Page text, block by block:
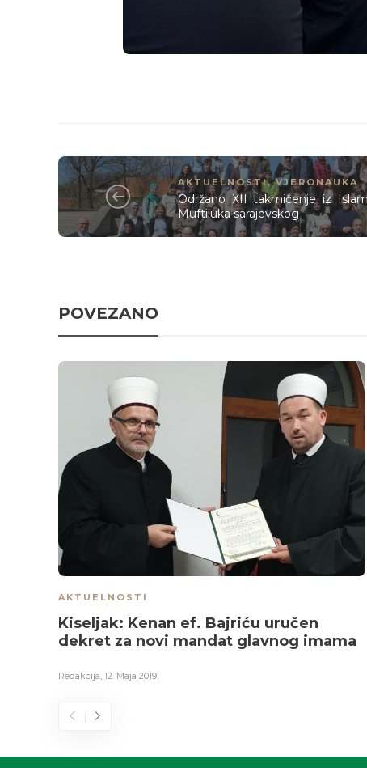
AKTUELNOSTI,VJERONAUKA
Održano XII takmičenje iz
Muftiluka sarajevskog
POVEZANO
AKTUELNOSTI
Kiseljak: Kenan ef. Bajriću uručen
dekret za novi mandat glavnog imama
Redakcija 12. Maja 2019.